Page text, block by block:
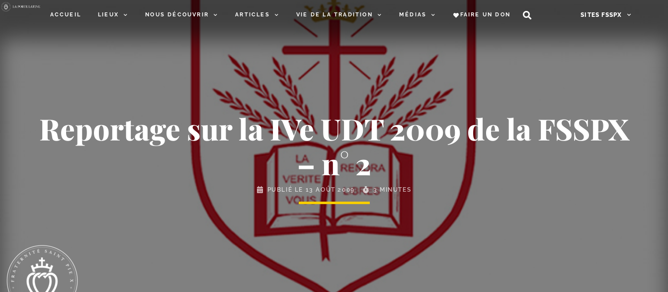
ACCUEIL LIEUX NOUS DÉCOUVRIR ARTICLES VIE DE LA TRADITION MÉDIAS FAIRE UN DON SITES FSSPX
Reportage sur la IVe UDT 2009 de la FSSPX
– n° 2
PUBLIÉ LE 13 AOÛT 2009 3 MINUTES